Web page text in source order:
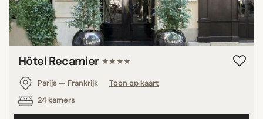
Hôtel Recamier ★★★★
Parijs — Frankrijk
Toon op kaart
24 kamers